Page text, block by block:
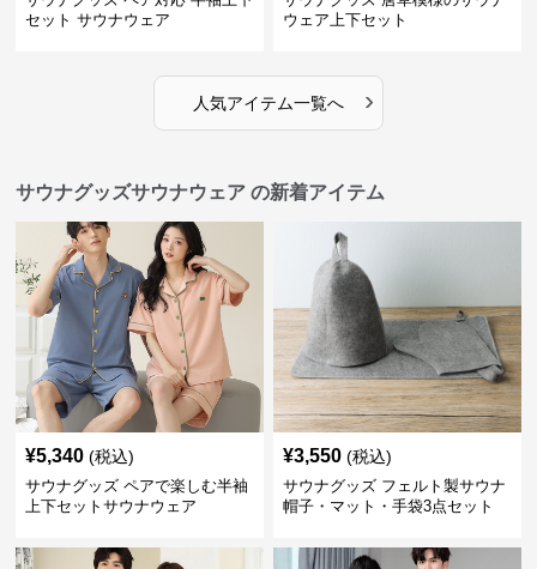
セット サウナウェア
ウェア上下セット
人気アイテム一覧へ ›
サウナグッズサウナウェア の新着アイテム
¥5,340 (税込)
サウナグッズ ペアで楽しむ半袖
上下セットサウナウェア
¥3,550 (税込)
サウナグッズ フェルト製サウナ
帽子・マット・手袋3点セット